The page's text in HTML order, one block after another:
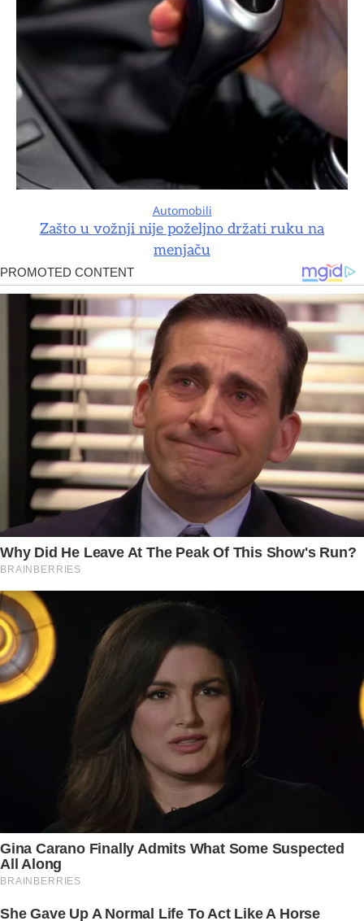
Automobili
Zašto u vožnji nije poželjno držati ruku na
menjaču